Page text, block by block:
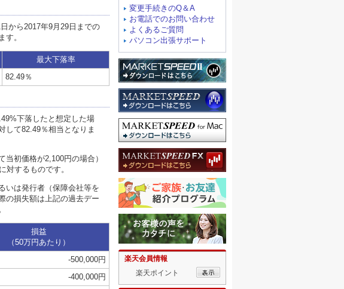
から2017年9月29日までの
す。
最大下落率
82.49％
下落したと想定した場
して82.49％相当となりま
初価格が2,100円の場合）
対するものです。
いは発行者（保障会社等を
の損失額は上記の過去デー
損益
（50万円あたり）
-500,000円
-400,000円
変更手続きのQ＆A
お電話でのお問い合わせ
よくあるご質問
パソコン出張サポート
楽天会員情報
楽天ポイント